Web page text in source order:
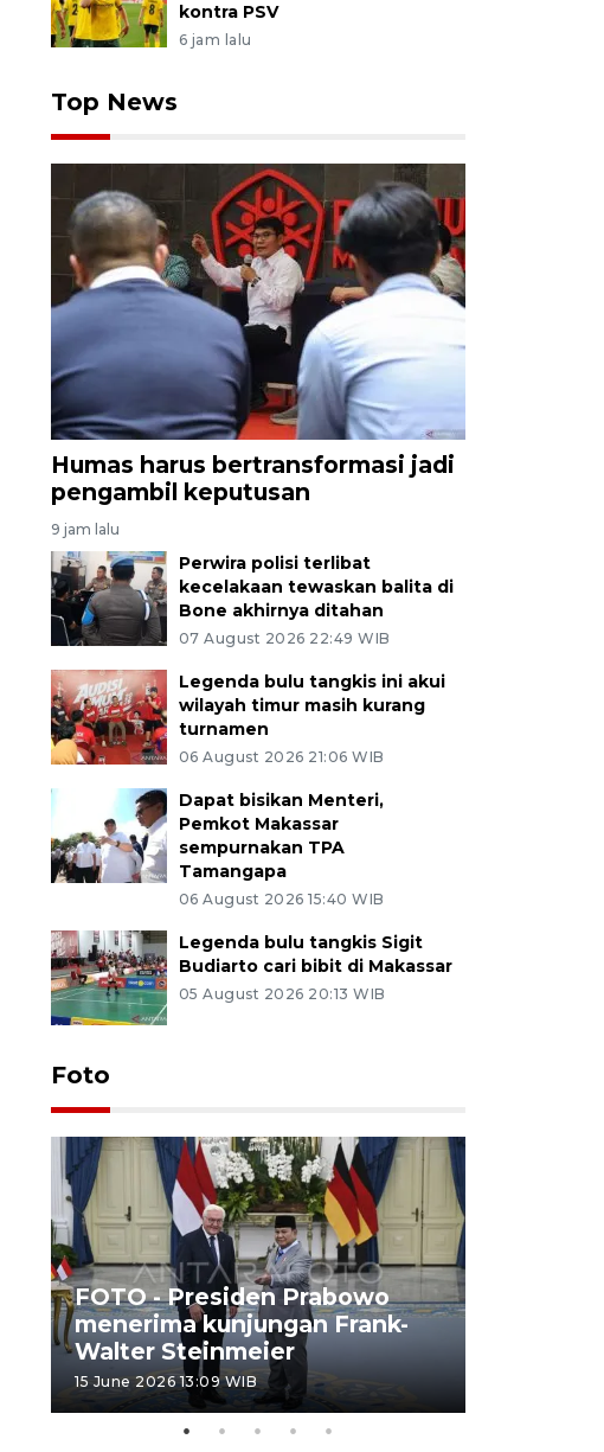
kontra PSV
6 jam lalu
Top News
Humas harus bertransformasi jadi
pengambil keputusan
9 jam lalu
Perwira polisi terlibat
kecelakaan tewaskan balita di
Bone akhirnya ditahan
07 August 2026 22:49 WIB
Legenda bulu tangkis ini akui
wilayah timur masih kurang
turnamen
06 August 2026 21:06 WIB
Dapat bisikan Menteri,
Pemkot Makassar
sempurnakan TPA
Tamangapa
06 August 2026 15:40 WIB
Legenda bulu tangkis Sigit
Budiarto cari bibit di Makassar
05 August 2026 20:13 WIB
Foto
FOTO - Presiden Prabowo
menerima kunjungan Frank-
Walter Steinmeier
15 June 2026 13:09 WIB